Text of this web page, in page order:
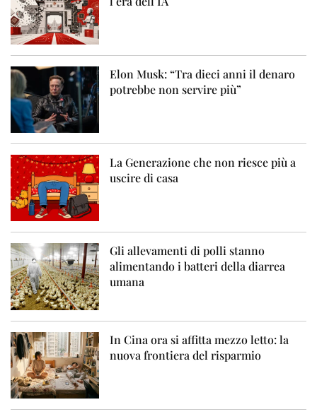
Elon Musk: “Tra dieci anni il denaro
potrebbe non servire più”
La Generazione che non riesce più a
uscire di casa
Gli allevamenti di polli stanno
alimentando i batteri della diarrea
umana
In Cina ora si affitta mezzo letto: la
nuova frontiera del risparmio